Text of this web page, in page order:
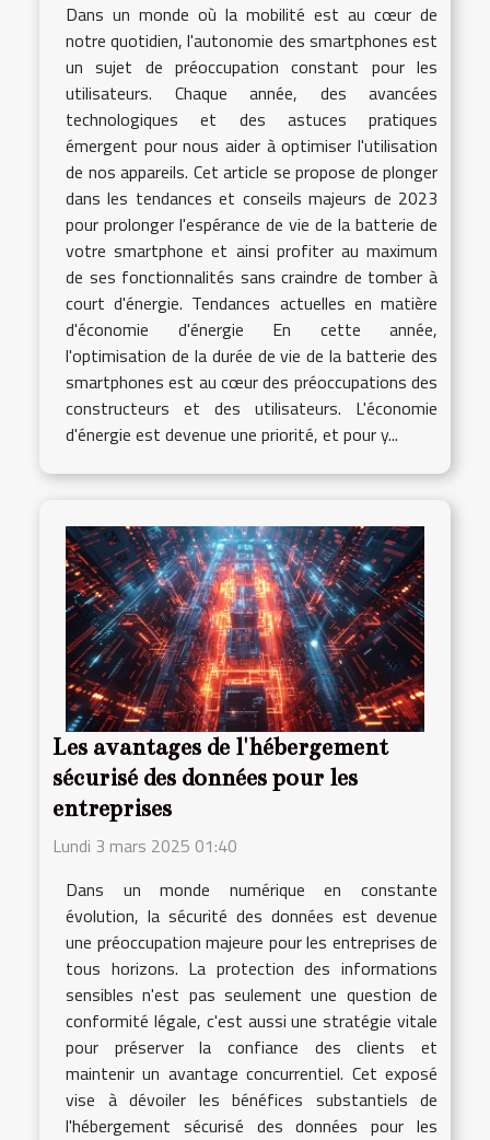
Dans un monde où la mobilité est au cœur de
notre quotidien, l'autonomie des smartphones est
un sujet de préoccupation constant pour les
utilisateurs. Chaque année, des avancées
technologiques et des astuces pratiques
émergent pour nous aider à optimiser l'utilisation
de nos appareils. Cet article se propose de plonger
dans les tendances et conseils majeurs de 2023
pour prolonger l'espérance de vie de la batterie de
votre smartphone et ainsi profiter au maximum
de ses fonctionnalités sans craindre de tomber à
court d'énergie. Tendances actuelles en matière
d'économie d'énergie En cette année,
l'optimisation de la durée de vie de la batterie des
smartphones est au cœur des préoccupations des
constructeurs et des utilisateurs. L'économie
d'énergie est devenue une priorité, et pour y...
Les avantages de l'hébergement
sécurisé des données pour les
entreprises
Lundi 3 mars 2025 01:40
Dans un monde numérique en constante
évolution, la sécurité des données est devenue
une préoccupation majeure pour les entreprises de
tous horizons. La protection des informations
sensibles n'est pas seulement une question de
conformité légale, c'est aussi une stratégie vitale
pour préserver la confiance des clients et
maintenir un avantage concurrentiel. Cet exposé
vise à dévoiler les bénéfices substantiels de
l'hébergement sécurisé des données pour les